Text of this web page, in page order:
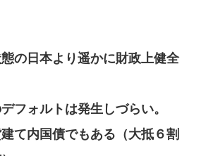
の日本より遥かに財政上健全
フォルトは発生しづらい。
て内国債でもある（大抵６割